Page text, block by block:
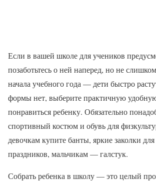
Если в вашей школе для учеников
позаботьтесь о ней наперед, но не
начала учебного года — дети быстро
формы нет, выберите практичную
понравиться ребенку. Обязательно
спортивный костюм и обувь для
девочкам купите банты, яркие заколки
праздников, мальчикам — галстук.
Собрать ребенка в школу — это целый